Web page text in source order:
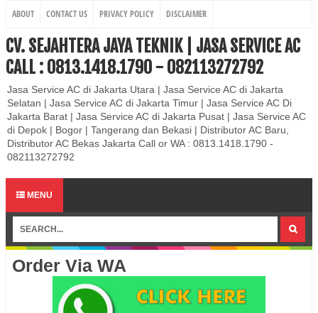
ABOUT CONTACT US PRIVACY POLICY DISCLAIMER
CV. SEJAHTERA JAYA TEKNIK | JASA SERVICE AC
CALL : 0813.1418.1790 - 082113272792
Jasa Service AC di Jakarta Utara | Jasa Service AC di Jakarta
Selatan | Jasa Service AC di Jakarta Timur | Jasa Service AC Di
Jakarta Barat | Jasa Service AC di Jakarta Pusat | Jasa Service AC
di Depok | Bogor | Tangerang dan Bekasi | Distributor AC Baru,
Distributor AC Bekas Jakarta Call or WA : 0813.1418.1790 -
082113272792
MENU
Order Via WA